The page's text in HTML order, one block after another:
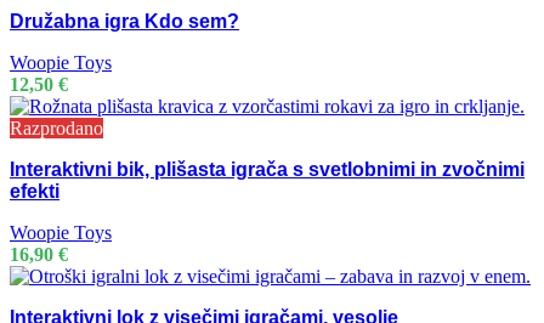
Družabna igra Kdo sem?
Woopie Toys
12,50 €
Razprodano
Interaktivni bik, plišasta igrača s svetlobnimi in zvočnimi
efekti
Woopie Toys
16,90 €
Interaktivni lok z visečimi igračami, vesolje